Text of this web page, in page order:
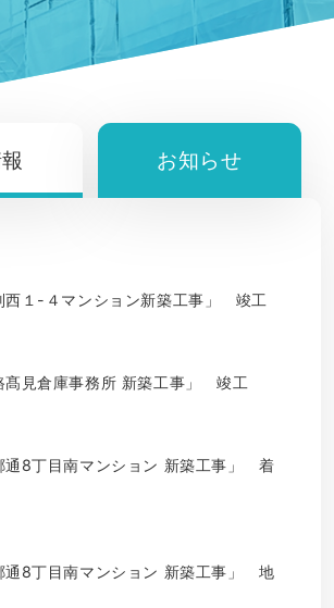
お知らせ
西１-４マンション新築工事」 竣工
髙見倉庫事務所 新築工事」 竣工
通8丁目南マンション 新築工事」 着
通8丁目南マンション 新築工事」 地